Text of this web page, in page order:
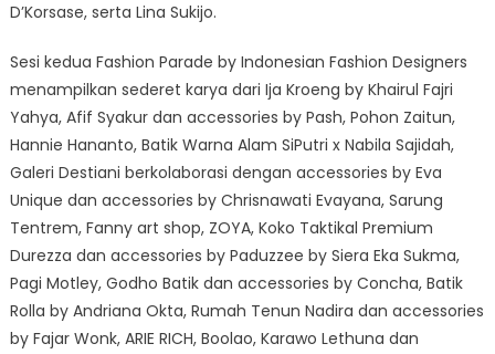
D’Korsase, serta Lina Sukijo.
Sesi kedua Fashion Parade by Indonesian Fashion Designers
menampilkan sederet karya dari Ija Kroeng by Khairul Fajri
Yahya, Afif Syakur dan accessories by Pash, Pohon Zaitun,
Hannie Hananto, Batik Warna Alam SiPutri x Nabila Sajidah,
Galeri Destiani berkolaborasi dengan accessories by Eva
Unique dan accessories by Chrisnawati Evayana, Sarung
Tentrem, Fanny art shop, ZOYA, Koko Taktikal Premium
Durezza dan accessories by Paduzzee by Siera Eka Sukma,
Pagi Motley, Godho Batik dan accessories by Concha, Batik
Rolla by Andriana Okta, Rumah Tenun Nadira dan accessories
by Fajar Wonk, ARIE RICH, Boolao, Karawo Lethuna dan